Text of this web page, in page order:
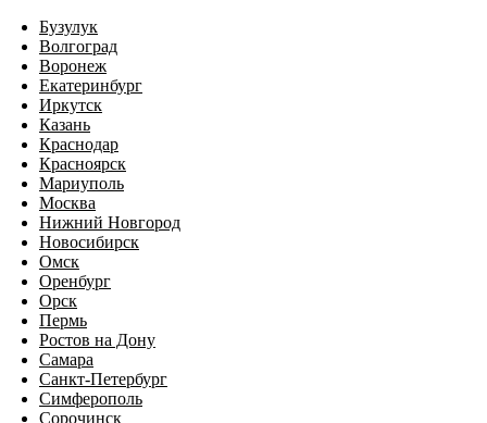
Бузулук
Волгоград
Воронеж
Екатеринбург
Иркутск
Казань
Краснодар
Красноярск
Мариуполь
Москва
Нижний Новгород
Новосибирск
Омск
Оренбург
Орск
Пермь
Ростов на Дону
Самара
Санкт-Петербург
Симферополь
Сорочинск